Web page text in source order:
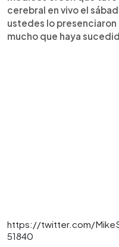
cerebral en vivo el
ustedes lo
mucho que haya
https://twitter.com/
51840